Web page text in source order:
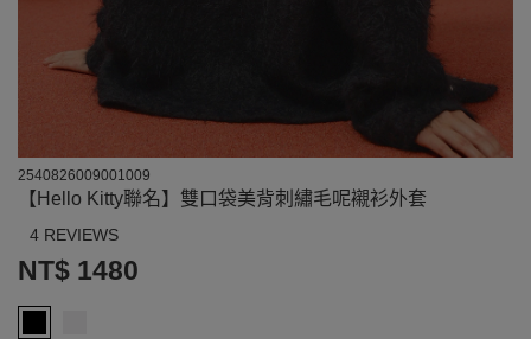
2540826009001009
【Hello Kitty聯名】雙口袋美背刺繡毛呢襯衫外套
4 REVIEWS
NT$ 1480